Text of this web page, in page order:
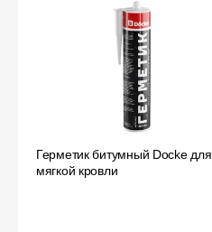
Комплектующие для фасадов
Пленки и мембраны
Однослойная черепица
Герметик битумный Docke для
мягкой кровли